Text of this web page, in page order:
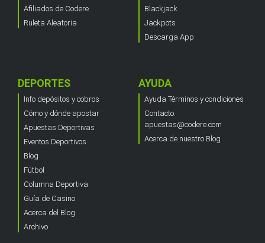
Afiliados de Codere
Ruleta Aleatoria
Blackjack
Jackpots
Descarga App
DEPORTES
Info depósitos y cobros
Cómo y dónde apostar
Apuestas Deportivas
Eventos Deportivos
Blog
Fútbol
Columna Deportiva
Guía de Casino
Acerca del Blog
Archivo
AYUDA
Ayuda Términos y condiciones
Contacto:
apuestas@codere.com
Acerca de nuestro Blog